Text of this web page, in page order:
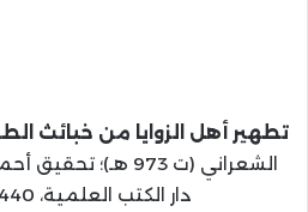
تطهير أهل الزوايا من خبائث
الشعراني (ت 973
دار الكتب العلمية، 1440 هـ، 360 ص.